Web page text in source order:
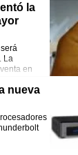
la
La
en
nueva